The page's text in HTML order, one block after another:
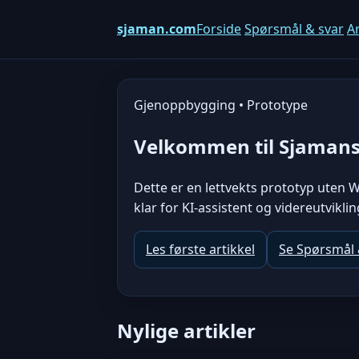
sjaman.comForsideSpørsmål & svar
Gjenoppbygging • Prototype
Velkommen til
Dette er en lettvekts prototyp uten
klar for KI-assistent og
Les første artikkel Se Spørsmål
Nylige artikler